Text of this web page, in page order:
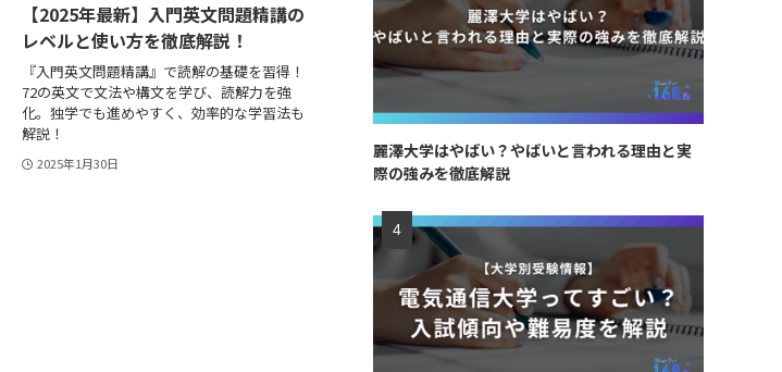
【2025年最新】入門英文問題精講の
レベルと使い方を徹底解説！
『入門英文問題精講』で読解の基礎を習得！
72の英文で文法や構文を学び、読解力を強
化。独学でも進めやすく、効率的な学習法も
解説！
2025年1月30日
麗澤大学はやばい？やばいと言われる理由と実
際の強みを徹底解説